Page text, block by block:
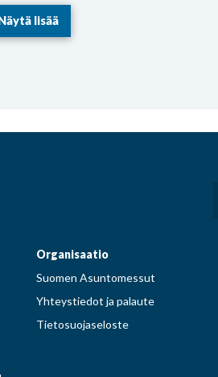
lisää
Organisaatio
Suomen Asuntomessut
Yhteystiedot ja palaute
Tietosuojaseloste